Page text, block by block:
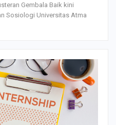
Gembala Baik kini
Sosiologi Universitas Atma